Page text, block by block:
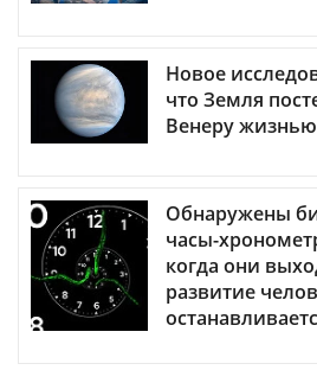
Новое
что Земля
Венеру жизнью
Обнаружены
часы-
когда они
развитие